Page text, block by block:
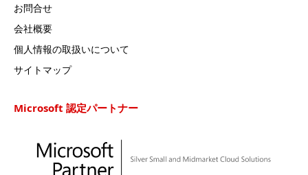
お問合せ
会社概要
個人情報の取扱いについて
サイトマップ
Microsoft 認定パートナー